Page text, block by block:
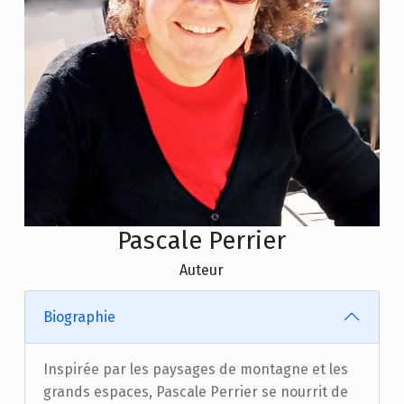
Pascale Perrier
Auteur
Biographie
Inspirée par les paysages de montagne et les
grands espaces, Pascale Perrier se nourrit de